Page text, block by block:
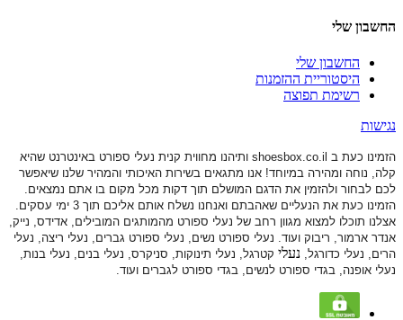
החשבון שלי
החשבון שלי
היסטוריית ההזמנות
רשימת תפוצה
נגישות
הזמינו כעת ב shoesbox.co.il ותיהנו מחווית קנית נעלי ספורט באינטרנט שהיא
קלה, נוחה ומהירה במיוחד! אנו מתגאים בשירות האיכותי והמהיר שלנו שיאפשר
לכם לבחור ולהזמין את הדגם המושלם תוך דקות מכל מקום בו אתם נמצאים.
הזמינו כעת את הנעליים שאהבתם ואנחנו נשלח אותם אליכם תוך 3 ימי עסקים.
אצלנו תוכלו למצוא מגוון רחב של נעלי ספורט מהמותגים המובילים, אדידס, נייק,
אנדר ארמור, ריבוק ועוד. נעלי ספורט נשים, נעלי ספורט גברים, נעלי ריצה, נעלי
הרים, נעלי כדורגל, נעלי קטרגל, נעלי תינוקות, סניקרס, נעלי בנים, נעלי בנות,
נעלי אופנה, בגדי ספורט לנשים, בגדי ספורט לגברים ועוד.